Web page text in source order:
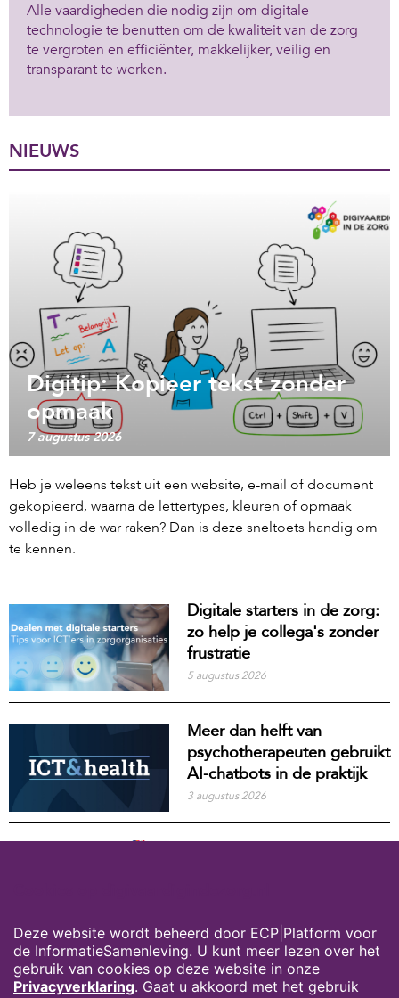
Alle vaardigheden die nodig zijn om digitale
technologie te benutten om de kwaliteit van de zorg
te vergroten en efficiënter, makkelijker, veilig en
transparant te werken.
NIEUWS
Digitip: Kopieer tekst zonder
opmaak
7 augustus 2026
Heb je weleens tekst uit een website, e-mail of document
gekopieerd, waarna de lettertypes, kleuren of opmaak
volledig in de war raken? Dan is deze sneltoets handig om
te kennen.
Digitale starters in de zorg:
zo help je collega's zonder
frustratie
5 augustus 2026
Meer dan helft van
psychotherapeuten gebruikt
AI-chatbots in de praktijk
3 augustus 2026
MEER NIEUWS
Deze website wordt beheerd door ECP|Platform voor
de InformatieSamenleving. U kunt meer lezen over het
gebruik van cookies op deze website in onze
Privacyverklaring. Gaat u akkoord met het gebruik